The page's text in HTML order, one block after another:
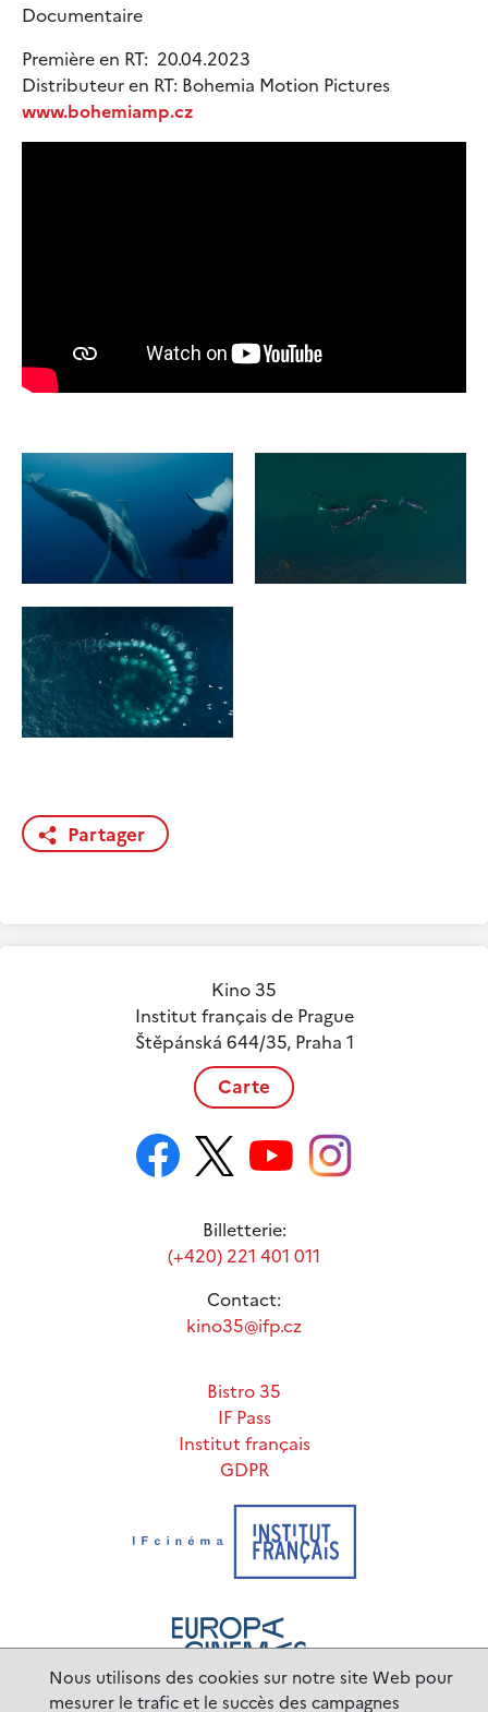
Nous utilisons des cookies sur notre site Web pour
mesurer le trafic et le succès des campagnes
Documentaire
Première en RT: 20.04.2023
Distributeur en RT: Bohemia Motion Pictures
www.bohemiamp.cz
Partager
Kino 35
Institut français de Prague
Štěpánská 644/35, Praha 1
Carte
Billetterie:
(+420) 221 401 011
Contact:
kino35@ifp.cz
Bistro 35
IF Pass
Institut français
GDPR